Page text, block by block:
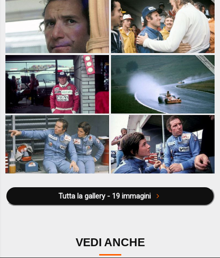
Tutta la gallery - 19 immagini
VEDI ANCHE